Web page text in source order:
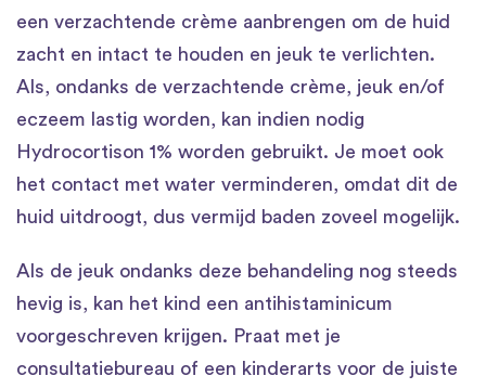
een verzachtende crème aanbrengen om de huid
zacht en intact te houden en jeuk te verlichten.
Als, ondanks de verzachtende crème, jeuk en/of
eczeem lastig worden, kan indien nodig
Hydrocortison 1% worden gebruikt. Je moet ook
het contact met water verminderen, omdat dit de
huid uitdroogt, dus vermijd baden zoveel mogelijk.
Als de jeuk ondanks deze behandeling nog steeds
hevig is, kan het kind een antihistaminicum
voorgeschreven krijgen. Praat met je
consultatiebureau of een kinderarts voor de juiste